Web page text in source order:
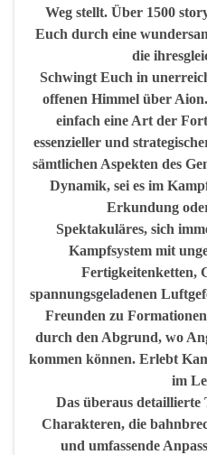
Weg stellt. Über 1500
Euch durch eine
die
Schwingt Euch in
offenen Himmel über
einfach eine Art der
essenzieller und
sämtlichen Aspekten des
Dynamik, sei es im
Erkundung
Spektakuläres, sich
Kampfsystem mit
Fertigkeitenketten,
spannungsgeladenen
Freunden zu
durch den Abgrund, wo
kommen können. Erlebt
im
Das überaus
Charakteren, die
und umfassende